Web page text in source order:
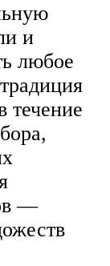
и
любое
течение
—